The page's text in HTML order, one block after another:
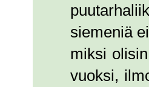
siemeniä
miksi
vuoksi,